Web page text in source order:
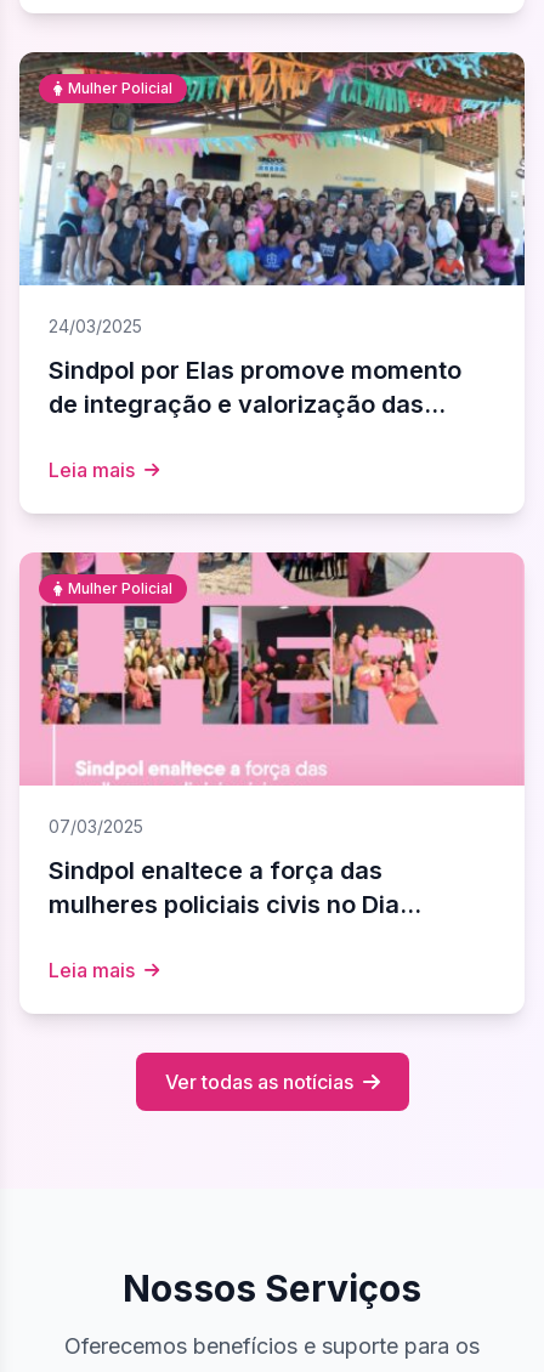
Mulher Policial
24/03/2025
Sindpol por Elas promove momento
de integração e valorização das
Leia mais
Mulher Policial
07/03/2025
Sindpol enaltece a força das
mulheres policiais civis no Dia
Leia mais
Ver todas as notícias
Nossos Serviços
Oferecemos benefícios e suporte para os